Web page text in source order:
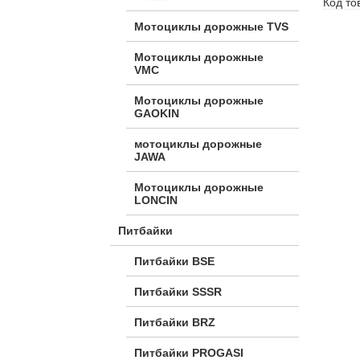
Мотоциклы дорожные TVS
Мотоциклы дорожные
VMC
Мотоциклы дорожные
GAOKIN
мотоциклы дорожные
JAWA
Мотоциклы дорожные
LONCIN
Питбайки
Питбайки BSE
Питбайки SSSR
Питбайки BRZ
Питбайки PROGASI